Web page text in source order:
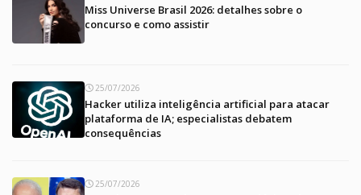
Miss Universe Brasil 2026: detalhes sobre o
concurso e como assistir
25/07/2026
Hacker utiliza inteligência artificial para atacar
plataforma de IA; especialistas debatem
consequências
25/07/2026